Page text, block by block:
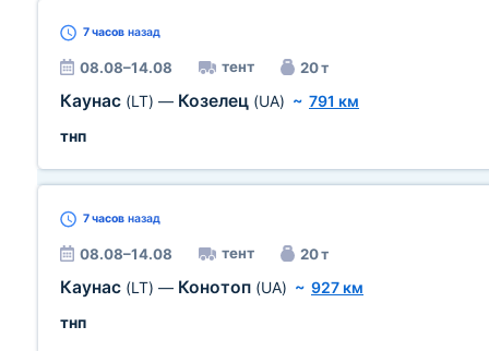
7 часов назад
08.08–14.08 тент 20 т
Каунас (LT) — Козелец (UA) ~ 791 км
тнп
7 часов назад
08.08–14.08 тент 20 т
Каунас (LT) — Конотоп (UA) ~ 927 км
тнп